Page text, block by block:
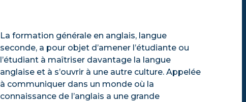
La formation générale en anglais, langue
seconde, a pour objet d’amener l’étudiante ou
l’étudiant à maîtriser davantage la langue
anglaise et à s’ouvrir à une autre culture. Appelée
à communiquer dans un monde où la
connaissance de l’anglais a une grande